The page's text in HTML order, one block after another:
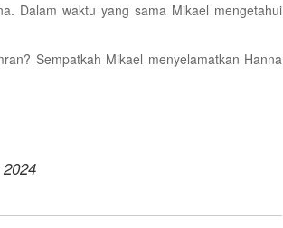
Dalam waktu yang sama Mikael mengetahui
Sempatkah Mikael menyelamatkan Hanna